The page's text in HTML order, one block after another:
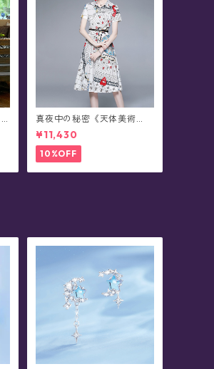
真夜中の秘密《天体美術
館》ワンピース・半袖 - Me
sarthim
¥11,430
10%OFF